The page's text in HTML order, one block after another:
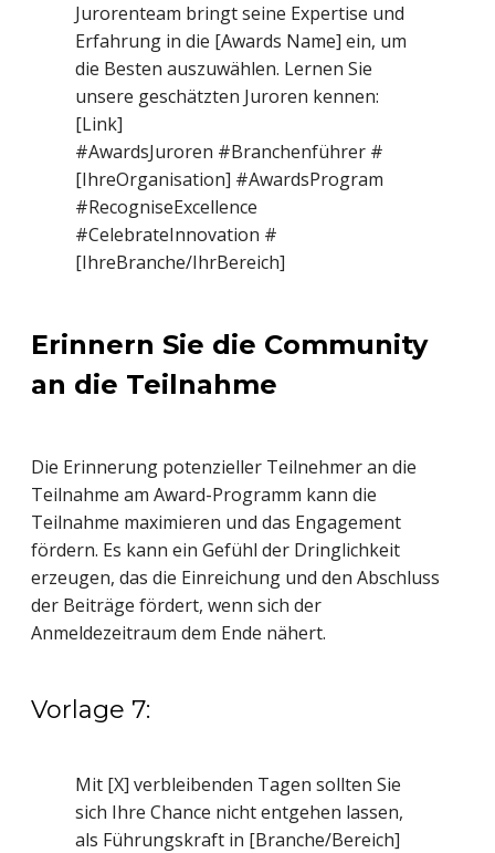
Jurorenteam bringt seine Expertise und
Erfahrung in die [Awards Name] ein, um
die Besten auszuwählen. Lernen Sie
unsere geschätzten Juroren kennen:
[Link]
#AwardsJuroren #Branchenführer #
[IhreOrganisation] #AwardsProgram
#RecogniseExcellence
#CelebrateInnovation #
[IhreBranche/IhrBereich]
Erinnern Sie die Community
an die Teilnahme
Die Erinnerung potenzieller Teilnehmer an die
Teilnahme am Award-Programm kann die
Teilnahme maximieren und das Engagement
fördern. Es kann ein Gefühl der Dringlichkeit
erzeugen, das die Einreichung und den Abschluss
der Beiträge fördert, wenn sich der
Anmeldezeitraum dem Ende nähert.
Vorlage 7:
Mit [X] verbleibenden Tagen sollten Sie
sich Ihre Chance nicht entgehen lassen,
als Führungskraft in [Branche/Bereich]